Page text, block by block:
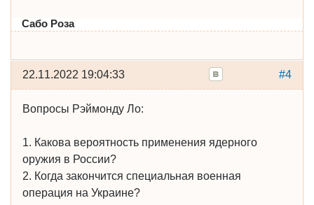
Сабо Роза
#4
22.11.2022 19:04:33
Вопросы Рэймонду Ло:
1. Какова вероятность применения ядерного
оружия в России?
2. Когда закончится специальная военная
операция на Украине?